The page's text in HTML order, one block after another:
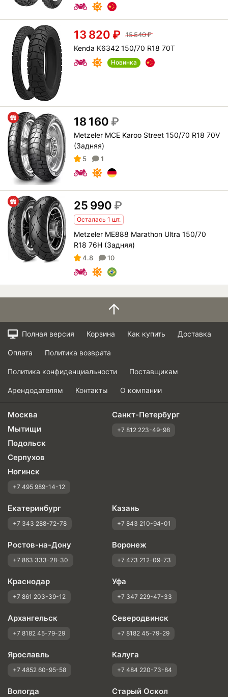
13 820 ₽ 15 540₽
Kenda K6342 150/70 R18 70T
Новинка
18 160 ₽
Metzeler MCE Karoo Street 150/70 R18 70V
(Задняя)
5 1
25 990 ₽
Осталась 1 шт.
Metzeler ME888 Marathon Ultra 150/70
R18 76H (Задняя)
4.8 10
Полная версия Корзина Как купить Доставка
Оплата Политика возврата
Политика конфиденциальности Поставщикам
Арендодателям Контакты О компании
Москва
Мытищи
Подольск
Серпухов
Ногинск
+7 495 989-14-12
Санкт-Петербург
+7 812 223-49-98
Екатеринбург
+7 343 288-72-78
Казань
+7 843 210-94-01
Ростов-на-Дону
+7 863 333-28-30
Воронеж
+7 473 212-09-73
Краснодар
+7 861 203-39-12
Уфа
+7 347 229-47-33
Архангельск
+7 8182 45-79-29
Северодвинск
+7 8182 45-79-29
Ярославль
+7 4852 60-95-58
Калуга
+7 484 220-73-84
Вологда Старый Оскол